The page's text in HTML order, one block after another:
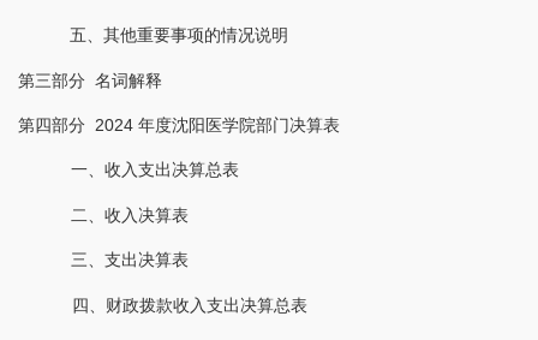
五、其他重要事项的情况说明
第三部分 名词解释
第四部分 2024 年度沈阳医学院部门决算表
一、收入支出决算总表
二、收入决算表
三、支出决算表
四、财政拨款收入支出决算总表